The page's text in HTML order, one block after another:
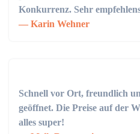
Konkurrenz. Sehr
Karin Wehner
Schnell vor Ort, freundlich
geöffnet. Die Preise auf der
alles super!